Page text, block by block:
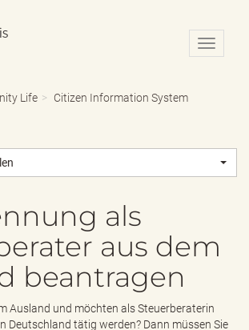
N
a
o
-
u
s
Life Citizen Information System
als
aus dem
beantragen
Ausland und möchten als Steuerberaterin
Deutschland tätig werden? Dann müssen Sie